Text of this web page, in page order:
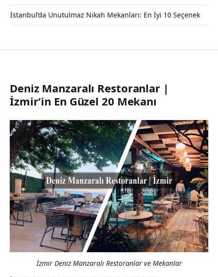
İstanbul’da Unutulmaz Nikah Mekanları: En İyi 10 Seçenek
Deniz Manzaralı Restoranlar |
İzmir’in En Güzel 20 Mekanı
İzmir Deniz Manzaralı Restoranlar ve Mekanlar